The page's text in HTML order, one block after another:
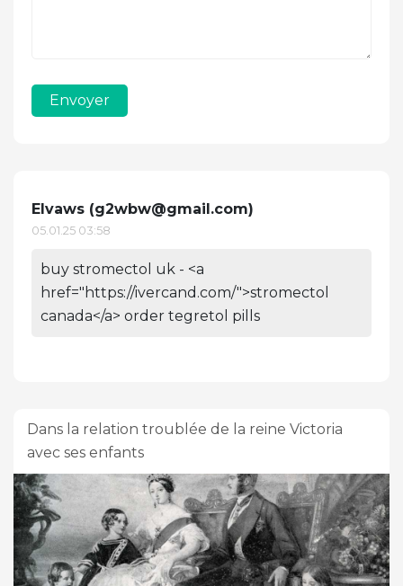
Envoyer
Elvaws (g2wbw@gmail.com)
05.01.25 03:58
buy stromectol uk - <a
href="https://ivercand.com/">stromectol
canada</a> order tegretol pills
Dans la relation troublée de la reine Victoria
avec ses enfants